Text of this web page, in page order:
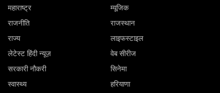
महाराष्ट्र
म्यूजिक
राजनीति
राजस्थान
राज्य
लाइफस्टाइल
लेटेस्ट हिंदी न्यूज़
वेब सीरीज
सरकारी नौकरी
सिनेमा
स्वास्थ्य
हरियाणा